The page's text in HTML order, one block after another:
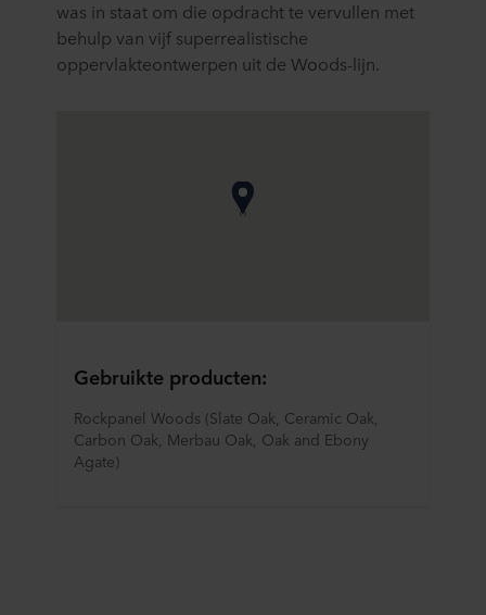
was in staat om die opdracht te vervullen met
behulp van vijf superrealistische
oppervlakteontwerpen uit de Woods-lijn.
Gebruikte producten:
Rockpanel Woods (Slate Oak, Ceramic Oak,
Carbon Oak, Merbau Oak, Oak and Ebony
Agate)